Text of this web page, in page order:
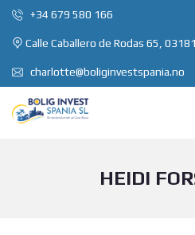
+34 679 580 166
Calle Caballero de Rodas 65,
charlotte@boliginvestspania.no
HEIDI